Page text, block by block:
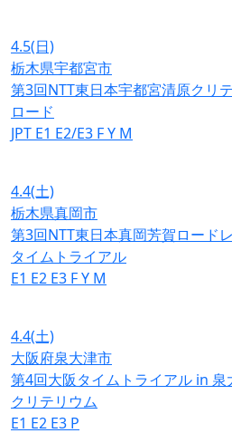
4.5(日)
栃木県宇都宮市
第3回NTT東日本宇都宮清原クリ
ロード
JPT E1 E2/E3 FY M
4.4(土)
栃木県真岡市
第3回NTT東日本真岡芳賀ロード
タイムトライアル
E1 E2 E3 FY M
4.4(土)
大阪府泉大津市
第4回大阪タイムトライアル in 泉
クリテリウム
E1 E2 E3 P